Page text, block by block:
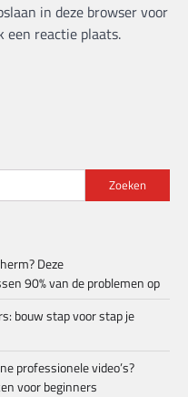
in deze browser voor
een reactie plaats.
Zoeken
Deze
90% van de problemen op
bouw stap voor stap je
professionele video’s?
voor beginners